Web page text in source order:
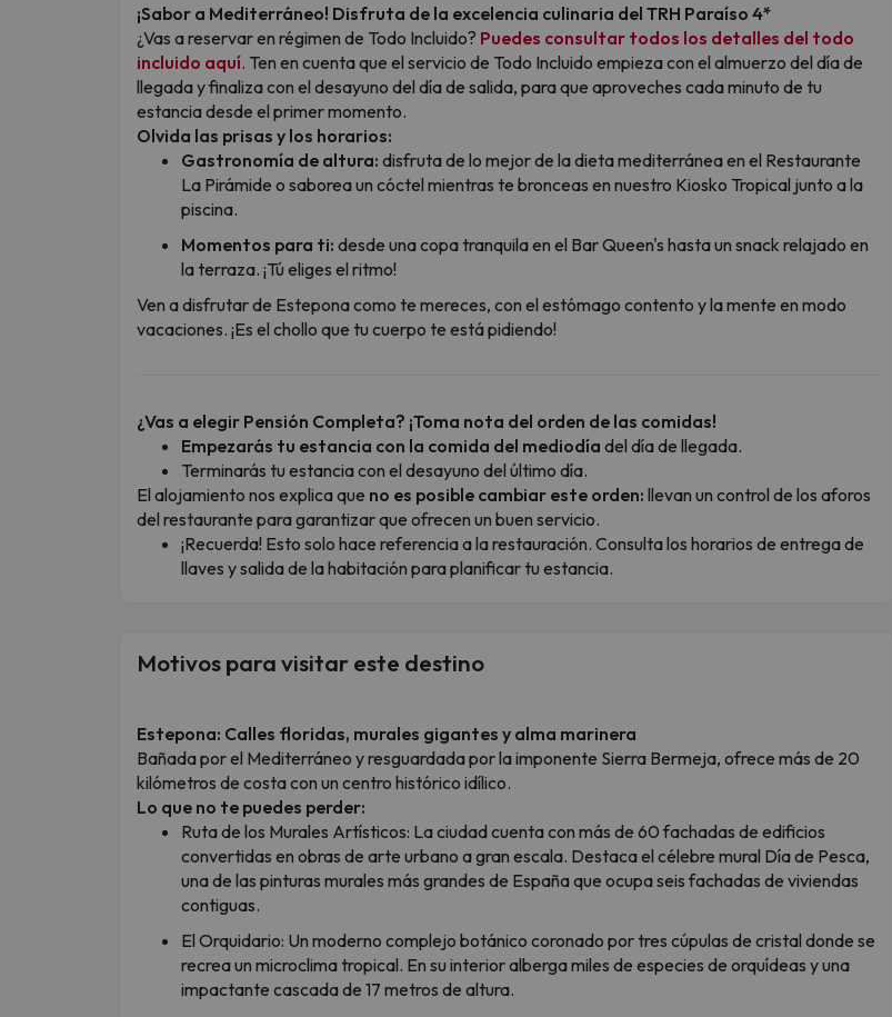
¡Sabor a Mediterráneo! Disfruta de la excelencia culinaria del TRH Paraíso 4*
¿Vas a reservar en régimen de Todo Incluido? Puedes consultar todos los detalles del todo
incluido aquí. Ten en cuenta que el servicio de Todo Incluido empieza con el almuerzo del día de
llegada y finaliza con el desayuno del día de salida, para que aproveches cada minuto de tu
estancia desde el primer momento.
Olvida las prisas y los horarios:
Gastronomía de altura: disfruta de lo mejor de la dieta mediterránea en el Restaurante
La Pirámide o saborea un cóctel mientras te bronceas en nuestro Kiosko Tropical junto a la
piscina.
Momentos para ti: desde una copa tranquila en el Bar Queen's hasta un snack relajado en
la terraza. ¡Tú eliges el ritmo!
Ven a disfrutar de Estepona como te mereces, con el estómago contento y la mente en modo
vacaciones. ¡Es el chollo que tu cuerpo te está pidiendo!
¿Vas a elegir Pensión Completa? ¡Toma nota del orden de las comidas!
Empezarás tu estancia con la comida del mediodía del día de llegada.
Terminarás tu estancia con el desayuno del último día.
El alojamiento nos explica que no es posible cambiar este orden: llevan un control de los aforos
del restaurante para garantizar que ofrecen un buen servicio.
¡Recuerda! Esto solo hace referencia a la restauración. Consulta los horarios de entrega de
llaves y salida de la habitación para planificar tu estancia.
Motivos para visitar este destino
Estepona: Calles floridas, murales gigantes y alma marinera
Bañada por el Mediterráneo y resguardada por la imponente Sierra Bermeja, ofrece más de 20
kilómetros de costa con un centro histórico idílico.
Lo que no te puedes perder:
Ruta de los Murales Artísticos: La ciudad cuenta con más de 60 fachadas de edificios
convertidas en obras de arte urbano a gran escala. Destaca el célebre mural Día de Pesca,
una de las pinturas murales más grandes de España que ocupa seis fachadas de viviendas
contiguas.
El Orquidario: Un moderno complejo botánico coronado por tres cúpulas de cristal donde se
recrea un microclima tropical. En su interior alberga miles de especies de orquídeas y una
impactante cascada de 17 metros de altura.